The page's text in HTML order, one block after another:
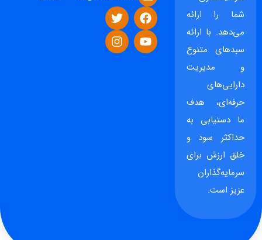
شما را ارائه
می‌دهد. با ارائه
سبدهای متنوع
و مدیریت
دارایی‌های
حرفه‌ای، هدف
ما دستیابی به
حداکثر سود و
خلق ارزش برای
سرمایه‌گذاران
عزیز است.